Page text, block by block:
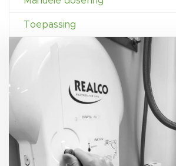
achter slot en grendel voor een
veiligheid en een gecontroleerd
risico op misbruik of verspilling.
behoeften op het terrein en uw
Manuele doseringssystemen,
behoeften op het terrein en uw
Toepassing
Mobiele en ergonomische
gebruikte, ‘all-terrain’
Navulbare verstuivers voor aan
gebruiksklare oplossingen,